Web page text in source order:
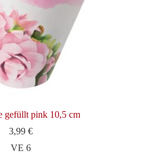
gefüllt pink 10,5 cm
3,99€
VE 6